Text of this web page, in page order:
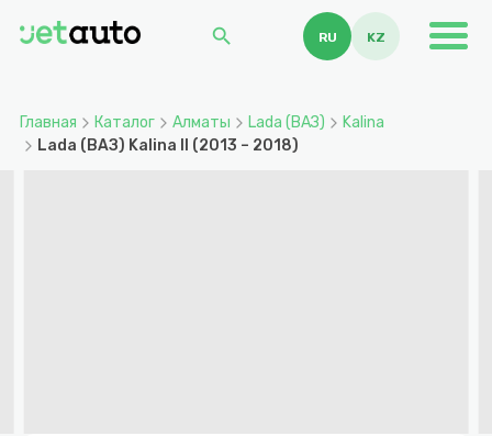
search RU KZ
Главная Каталог Алматы Lada (ВАЗ)
Kalina
Lada (ВАЗ) Kalina II (2013 – 2018)